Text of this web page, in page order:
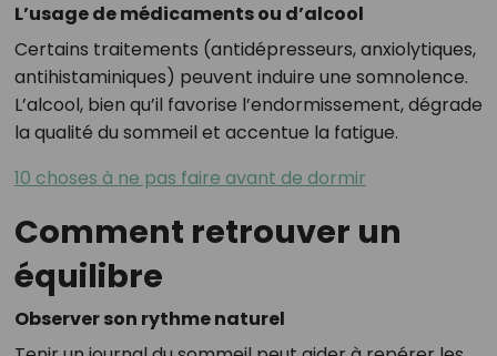
L’usage de médicaments ou d’alcool
Certains traitements (antidépresseurs, anxiolytiques,
antihistaminiques) peuvent induire une somnolence.
L’alcool, bien qu’il favorise l’endormissement, dégrade
la qualité du sommeil et accentue la fatigue.
10 choses à ne pas faire avant de dormir
Comment retrouver un
équilibre
Observer son rythme naturel